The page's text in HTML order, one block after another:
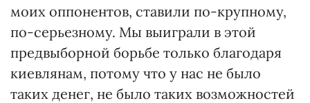
моих оппонентов, ставили по-крупному,
по-серьезному. Мы выиграли в этой
предвыборной борьбе только благодаря
киевлянам, потому что у нас не было
таких денег, не было таких возможностей